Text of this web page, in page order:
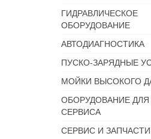
ГИДРАВЛИЧЕСКОЕ
ОБОРУДОВАНИЕ
АВТОДИАГНОСТИКА
ПУСКО-ЗАРЯДНЫЕ
МОЙКИ ВЫСОКОГО
ОБОРУДОВАНИЕ ДЛЯ
СЕРВИСА
СЕРВИС И ЗАПЧАСТИ